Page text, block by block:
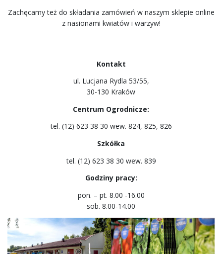
Zachęcamy też do składania zamówień w naszym sklepie online
z nasionami kwiatów i warzyw!
Kontakt
ul. Lucjana Rydla 53/55,
30-130 Kraków
Centrum Ogrodnicze:
tel. (12) 623 38 30 wew. 824, 825, 826
Szkółka
tel. (12) 623 38 30 wew. 839
Godziny pracy:
pon. – pt. 8.00 -16.00
sob. 8.00-14.00